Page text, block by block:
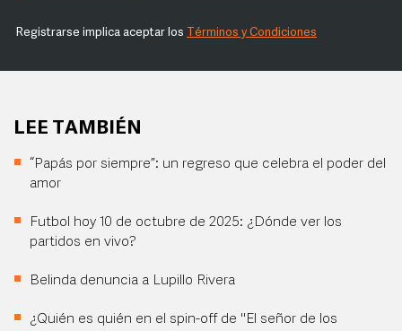
Registrarse implica aceptar los Términos y Condiciones
LEE TAMBIÉN
“Papás por siempre”: un regreso que celebra el poder del
amor
Futbol hoy 10 de octubre de 2025: ¿Dónde ver los
partidos en vivo?
Belinda denuncia a Lupillo Rivera
¿Quién es quién en el spin-off de "El señor de los